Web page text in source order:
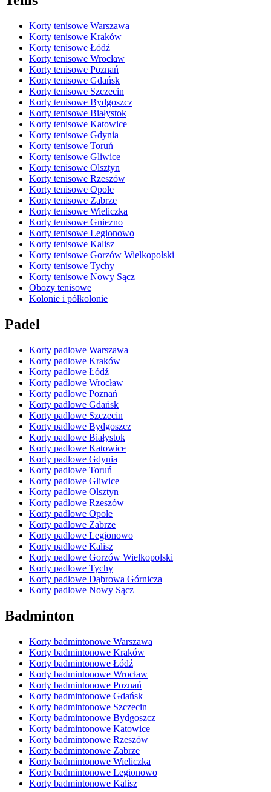
Korty tenisowe Warszawa
Korty tenisowe Kraków
Korty tenisowe Łódź
Korty tenisowe Wrocław
Korty tenisowe Poznań
Korty tenisowe Gdańsk
Korty tenisowe Szczecin
Korty tenisowe Bydgoszcz
Korty tenisowe Białystok
Korty tenisowe Katowice
Korty tenisowe Gdynia
Korty tenisowe Toruń
Korty tenisowe Gliwice
Korty tenisowe Olsztyn
Korty tenisowe Rzeszów
Korty tenisowe Opole
Korty tenisowe Zabrze
Korty tenisowe Wieliczka
Korty tenisowe Gniezno
Korty tenisowe Legionowo
Korty tenisowe Kalisz
Korty tenisowe Gorzów Wielkopolski
Korty tenisowe Tychy
Korty tenisowe Nowy Sącz
Obozy tenisowe
Kolonie i półkolonie
Padel
Korty padlowe Warszawa
Korty padlowe Kraków
Korty padlowe Łódź
Korty padlowe Wrocław
Korty padlowe Poznań
Korty padlowe Gdańsk
Korty padlowe Szczecin
Korty padlowe Bydgoszcz
Korty padlowe Białystok
Korty padlowe Katowice
Korty padlowe Gdynia
Korty padlowe Toruń
Korty padlowe Gliwice
Korty padlowe Olsztyn
Korty padlowe Rzeszów
Korty padlowe Opole
Korty padlowe Zabrze
Korty padlowe Legionowo
Korty padlowe Kalisz
Korty padlowe Gorzów Wielkopolski
Korty padlowe Tychy
Korty padlowe Dąbrowa Górnicza
Korty padlowe Nowy Sącz
Badminton
Korty badmintonowe Warszawa
Korty badmintonowe Kraków
Korty badmintonowe Łódź
Korty badmintonowe Wrocław
Korty badmintonowe Poznań
Korty badmintonowe Gdańsk
Korty badmintonowe Szczecin
Korty badmintonowe Bydgoszcz
Korty badmintonowe Katowice
Korty badmintonowe Rzeszów
Korty badmintonowe Zabrze
Korty badmintonowe Wieliczka
Korty badmintonowe Legionowo
Korty badmintonowe Kalisz